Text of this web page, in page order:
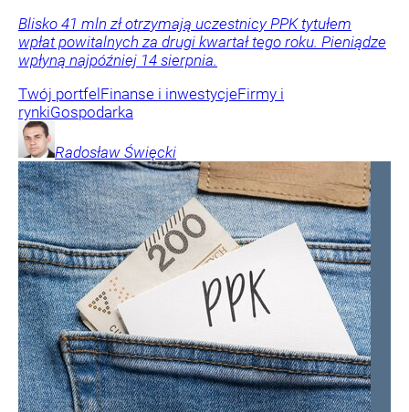
Blisko 41 mln zł otrzymają uczestnicy PPK tytułem
wpłat powitalnych za drugi kwartał tego roku. Pieniądze
wpłyną najpóźniej 14 sierpnia.
Twój portfelFinanse i inwestycjeFirmy i
rynkiGospodarka
Radosław Święcki